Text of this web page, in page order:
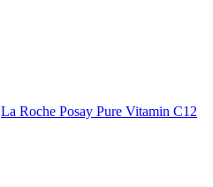
La Roche Posay Pure Vitamin C12